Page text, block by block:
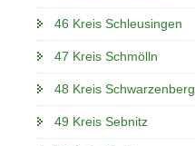
46 Kreis Schleusingen
47 Kreis Schmölln
48 Kreis Schwarzenberg
49 Kreis Sebnitz